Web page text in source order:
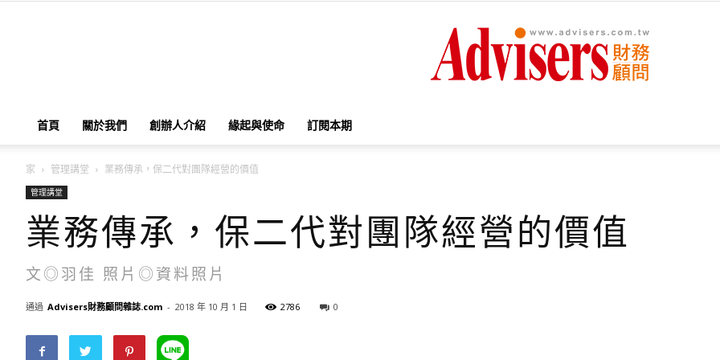
財
首頁 關於我們 創辦人介紹 緣起與使命 訂閱本期
家 管理講堂 業務傳承，保二代對團隊經營的價值
管理講堂
業務傳承，保二代對團隊經營的價值
文◎羽佳 照片◎資料照片
通過 Advisers財務顧問雜誌.com - 2018 年 10 月 1 日 2786 0